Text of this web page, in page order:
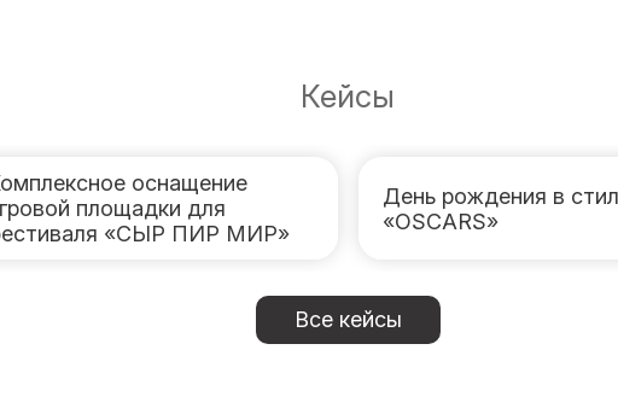
Кейсы
оснащение
площадки для
«СЫР ПИР МИР»
День рождения в
«OSCARS»
Все кейсы